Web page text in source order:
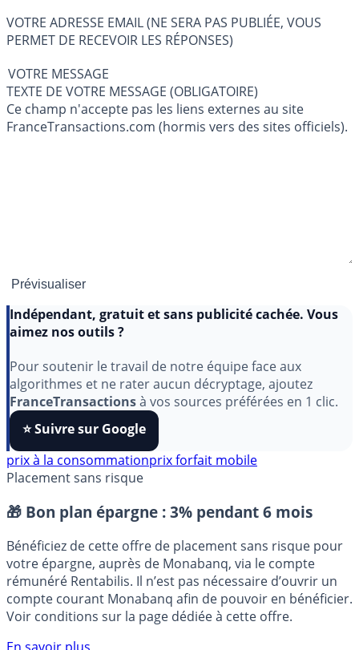
VOTRE ADRESSE EMAIL (NE SERA PAS PUBLIÉE, VOUS
PERMET DE RECEVOIR LES RÉPONSES)
VOTRE MESSAGE
TEXTE DE VOTRE MESSAGE (OBLIGATOIRE)
Ce champ n'accepte pas les liens externes au site
FranceTransactions.com (hormis vers des sites officiels).
Indépendant, gratuit et sans publicité cachée. Vous
Pour soutenir le travail de notre équipe face aux
algorithmes et ne rater aucun décryptage, ajoutez
FranceTransactionsà vos sources préférées en 1 clic.
⭐️ Suivre sur Google
prix à la consommation
Placement sans risque
🎁 Bon plan épargne : 3% pendant 6 mois
Bénéficiez de cette offre de placement sans risque pour
votre épargne, auprès de Monabanq, via le compte
rémunéré Rentabilis. Il n’est pas nécessaire d’ouvrir un
compte courant Monabanq afin de pouvoir en bénéficier.
Voir conditions sur la page dédiée à cette offre.